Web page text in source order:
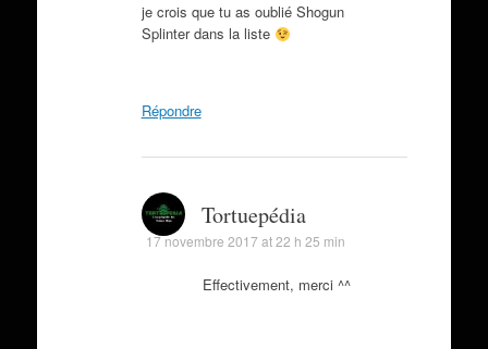
je crois que tu as oublié Shogun
Splinter dans la liste
Répondre
Tortuepédia
17 novembre 2017 at 22 h 25 min
Effectivement, merci ^^